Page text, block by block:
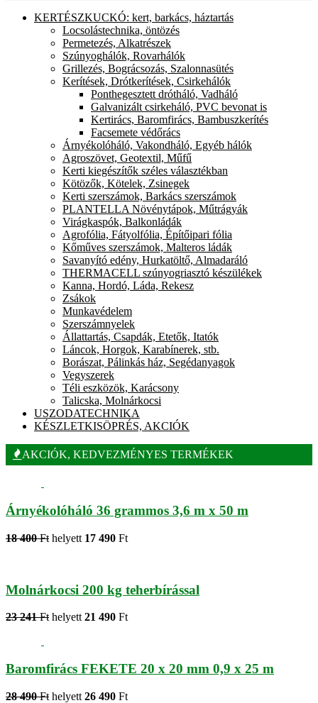
KERTÉSZKUCKÓ: kert, barkács, háztartás
Locsolástechnika, öntözés
Permetezés, Alkatrészek
Szúnyoghálók, Rovarhálók
Grillezés, Bográcsozás, Szalonnasütés
Kerítések, Drótkerítések, Csirkehálók
Ponthegesztett drótháló, Vadháló
Galvanizált csirkeháló, PVC bevonat is
Kertirács, Baromfirács, Bambuszkerítés
Facsemete védőrács
Árnyékolóháló, Vakondháló, Egyéb hálók
Agroszövet, Geotextil, Műfű
Kerti kiegészítők széles választékban
Kötözők, Kötelek, Zsinegek
Kerti szerszámok, Barkács szerszámok
PLANTELLA Növénytápok, Műtrágyák
Virágkaspók, Balkonládák
Agrofólia, Fátyolfólia, Építőipari fólia
Kőműves szerszámok, Malteros ládák
Savanyító edény, Hurkatöltő, Almadaráló
THERMACELL szúnyogriasztó készülékek
Kanna, Hordó, Láda, Rekesz
Zsákok
Munkavédelem
Szerszámnyelek
Állattartás, Csapdák, Etetők, Itatók
Láncok, Horgok, Karabínerek, stb.
Borászat, Pálinkás ház, Segédanyagok
Vegyszerek
Téli eszközök, Karácsony
Talicska, Molnárkocsi
USZODATECHNIKA
KÉSZLETKISÖPRÉS, AKCIÓK
AKCIÓK, KEDVEZMÉNYES TERMÉKEK
Árnyékolóháló 36 grammos 3,6 m x 50 m
18 400 Ft helyett 17 490 Ft
Molnárkocsi 200 kg teherbírással
23 241 Ft helyett 21 490 Ft
Baromfirács FEKETE 20 x 20 mm 0,9 x 25 m
28 490 Ft helyett 26 490 Ft